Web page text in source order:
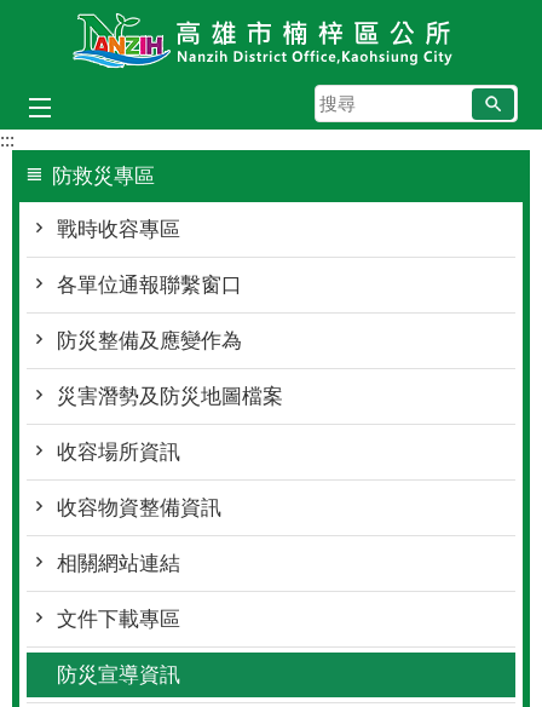
跳到主要內容區塊
搜
尋
:::
防救災專區
戰時收容專區
各單位通報聯繫窗口
防災整備及應變作為
災害潛勢及防災地圖檔案
收容場所資訊
收容物資整備資訊
相關網站連結
文件下載專區
防災宣導資訊